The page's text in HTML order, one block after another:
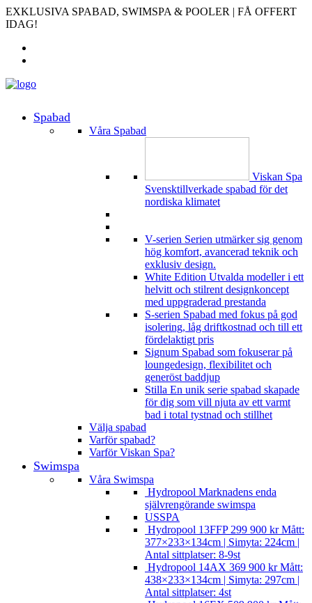
EXKLUSIVA SPABAD, SWIMSPA & POOLER | FÅ OFFERT
IDAG!
Spabad
Våra Spabad
Viskan Spa
Svensktillverkade spabad för det
nordiska klimatet
V-serien Serien utmärker sig genom
hög komfort, avancerad teknik och
exklusiv design.
White Edition Utvalda modeller i ett
helvitt och stilrent designkoncept
med uppgraderad prestanda
S-serien Spabad med fokus på god
isolering, låg driftkostnad och till ett
fördelaktigt pris
Signum Spabad som fokuserar på
loungedesign, flexibilitet och
generöst baddjup
Stilla En unik serie spabad skapade
för dig som vill njuta av ett varmt
bad i total tystnad och stillhet
Välja spabad
Varför spabad?
Varför Viskan Spa?
Swimspa
Våra Swimspa
Hydropool Marknadens enda
självrengörande swimspa
USSPA
Hydropool 13FFP 299 900 kr Mått:
377×233×134cm | Simyta: 224cm |
Antal sittplatser: 8-9st
Hydropool 14AX 369 900 kr Mått:
438×233×134cm | Simyta: 297cm |
Antal sittplatser: 4st